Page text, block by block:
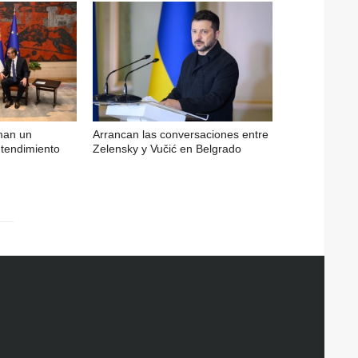
un
Arrancan las conversaciones entre
Zelensky y Vučić en Belgrado